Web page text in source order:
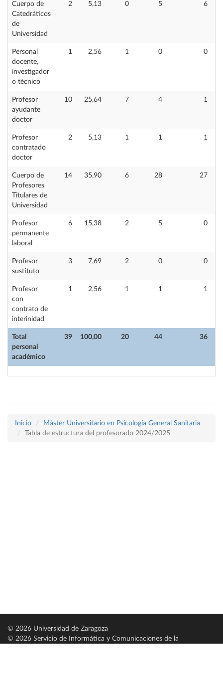
Total
personal
académico
39 100,00 20 44 36
Cuerpo de
Catedráticos
de
Universidad
2 5,13 0 5 6
Personal
docente,
investigador
o técnico
1 2,56 1 0 0
Profesor
ayudante
doctor
10 25,64 7 4 1
Profesor
contratado
doctor
2 5,13 1 1 1
Cuerpo de
Profesores
Titulares de
Universidad
14 35,90 6 28 27
Profesor
permanente
laboral
6 15,38 2 5 0
Profesor
sustituto
3 7,69 2 0 0
Profesor
con
contrato de
interinidad
1 2,56 1 1 1
Inicio
Máster Universitario en Psicología General Sanitaria
Tabla de estructura del profesorado 2024/2025
© 2026 Universidad de Zaragoza
© 2026 Servicio de Informática y Comunicaciones de la